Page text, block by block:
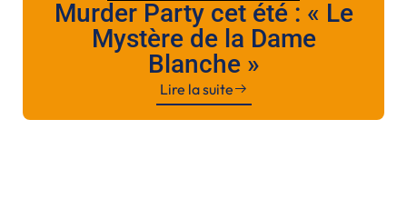
Murder Party cet été : « Le
Mystère de la Dame
Blanche »
Lire la suite